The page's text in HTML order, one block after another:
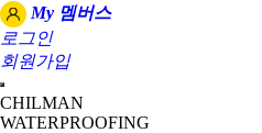
My 멤버스
로그인
회원가입
CHILMAN
WATERPROOFING